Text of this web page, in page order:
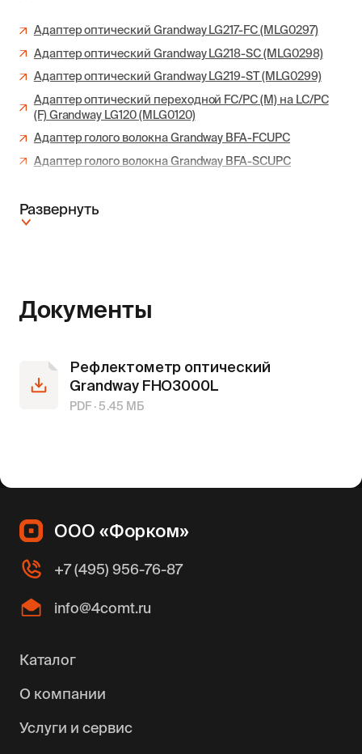
Адаптер оптический Grandway LG217-FC (MLG0297)
Адаптер оптический Grandway LG218-SC (MLG0298)
Адаптер оптический Grandway LG219-ST (MLG0299)
Адаптер оптический переходной FC/PC (M) на LC/PC
(F) Grandway LG120 (MLG0120)
Адаптер голого волокна Grandway BFA-FCUPC
Адаптер голого волокна Grandway BFA-SCUPC
Развернуть
Документы
Рефлектометр оптический
Grandway FHO3000L
PDF · 5.45 МБ
ООО «Форком»
+7 (495) 956-76-87
info@4comt.ru
Каталог
О компании
Услуги и сервис